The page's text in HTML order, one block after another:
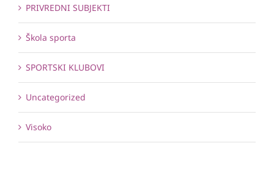
PRIVREDNI SUBJEKTI
Škola sporta
SPORTSKI KLUBOVI
Uncategorized
Visoko